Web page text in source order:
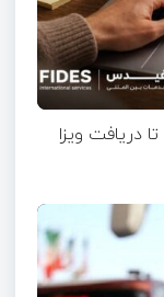
دریافت ویزا